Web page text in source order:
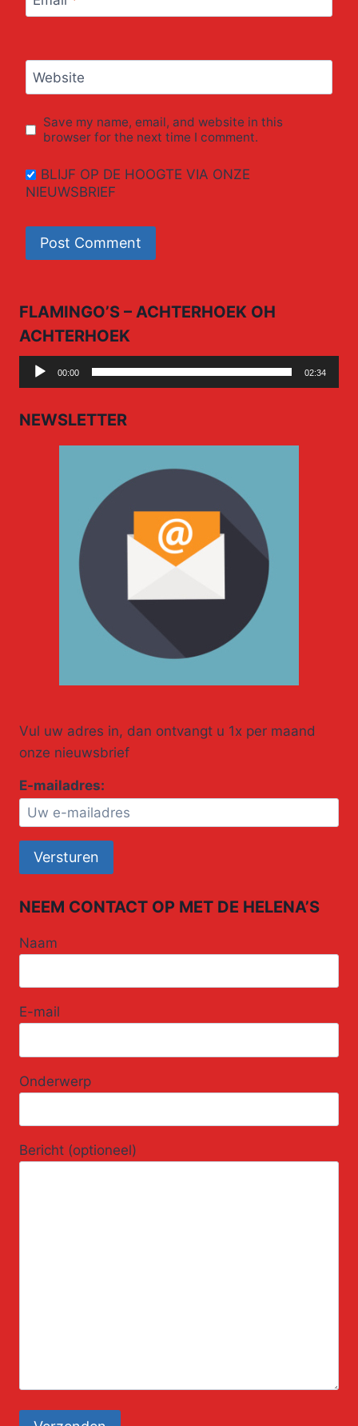
Website
Save my name, email, and website in this
browser for the next time I comment.
BLIJF OP DE HOOGTE VIA ONZE
NIEUWSBRIEF
FLAMINGO’S – ACHTERHOEK OH
ACHTERHOEK
Audio
Player
00:00 02:34
NEWSLETTER
Vul uw adres in, dan ontvangt u 1x per maand
onze nieuwsbrief
E-mailadres:
NEEM CONTACT OP MET DE HELENA’S
Naam
E-mail
Onderwerp
Bericht (optioneel)